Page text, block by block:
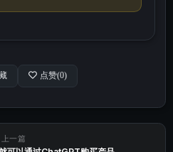
点赞(0)
上一篇